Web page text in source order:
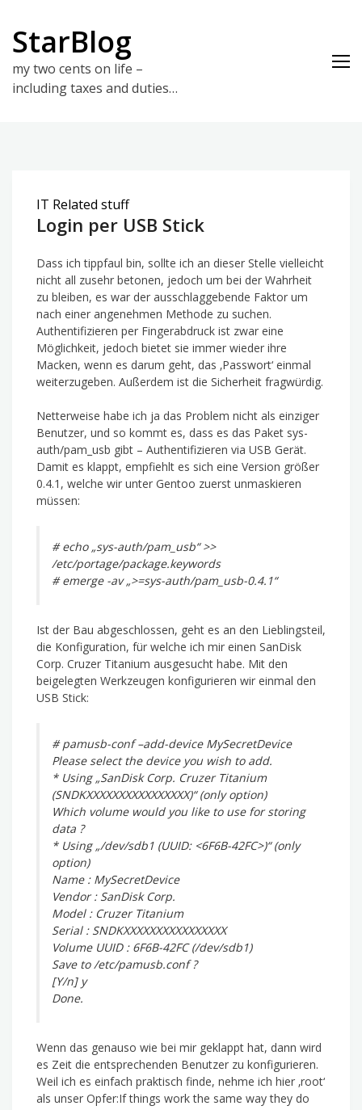
content
StarBlog
my two cents on life –
including taxes and duties…
IT Related stuff
Login per USB Stick
Dass ich tippfaul bin, sollte ich an dieser Stelle vielleicht
nicht all zusehr betonen, jedoch um bei der Wahrheit
zu bleiben, es war der ausschlaggebende Faktor um
nach einer angenehmen Methode zu suchen.
Authentifizieren per Fingerabdruck ist zwar eine
Möglichkeit, jedoch bietet sie immer wieder ihre
Macken, wenn es darum geht, das ‚Passwort‘ einmal
weiterzugeben. Außerdem ist die Sicherheit fragwürdig.
Netterweise habe ich ja das Problem nicht als einziger
Benutzer, und so kommt es, dass es das Paket sys-
auth/pam_usb gibt – Authentifizieren via USB Gerät.
Damit es klappt, empfiehlt es sich eine Version größer
0.4.1, welche wir unter Gentoo zuerst unmaskieren
müssen:
# echo „sys-auth/pam_usb“ >>
/etc/portage/package.keywords
# emerge -av „>=sys-auth/pam_usb-0.4.1“
Ist der Bau abgeschlossen, geht es an den Lieblingsteil,
die Konfiguration, für welche ich mir einen SanDisk
Corp. Cruzer Titanium ausgesucht habe. Mit den
beigelegten Werkzeugen konfigurieren wir einmal den
USB Stick:
# pamusb-conf –add-device MySecretDevice
Please select the device you wish to add.
* Using „SanDisk Corp. Cruzer Titanium
(SNDKXXXXXXXXXXXXXXXX)“ (only option)
Which volume would you like to use for storing
data ?
* Using „/dev/sdb1 (UUID: <6F6B-42FC>)“ (only
option)
Name : MySecretDevice
Vendor : SanDisk Corp.
Model : Cruzer Titanium
Serial : SNDKXXXXXXXXXXXXXXXX
Volume UUID : 6F6B-42FC (/dev/sdb1)
Save to /etc/pamusb.conf ?
[Y/n] y
Done.
Wenn das genauso wie bei mir geklappt hat, dann wird
es Zeit die entsprechenden Benutzer zu konfigurieren.
Weil ich es einfach praktisch finde, nehme ich hier ‚root‘
als unser Opfer:If things work the same way they do